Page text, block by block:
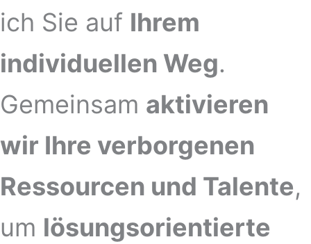
ich Sie auf Ihrem
individuellen Weg.
Gemeinsam aktivieren
wir Ihre verborgenen
Ressourcen und Talente,
um lösungsorientierte